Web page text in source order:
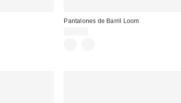
Pantalones de Barril Loom